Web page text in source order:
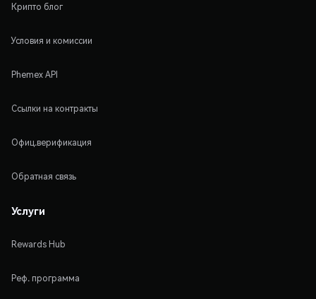
Крипто блог
Условия и комиссии
Phemex API
Ссылки на контракты
Офиц.верификация
Обратная связь
Услуги
Rewards Hub
Реф. программа